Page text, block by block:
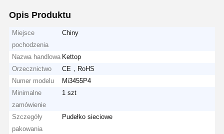
Opis Produktu
Miejsce
pochodzenia
Chiny
Nazwa handlowa Kettop
Orzecznictwo
CE，RoHS
Numer modelu
Mi3455P4
Minimalne
zamówienie
1 szt
Szczegóły
pakowania
Pudełko sieciowe